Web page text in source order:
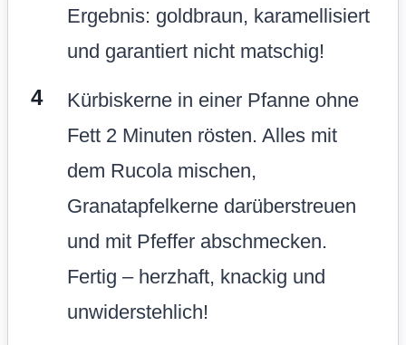
Ergebnis: goldbraun, karamellisiert
und garantiert nicht matschig!
Kürbiskerne in einer Pfanne ohne
Fett 2 Minuten rösten. Alles mit
dem Rucola mischen,
Granatapfelkerne darüberstreuen
und mit Pfeffer abschmecken.
Fertig – herzhaft, knackig und
unwiderstehlich!